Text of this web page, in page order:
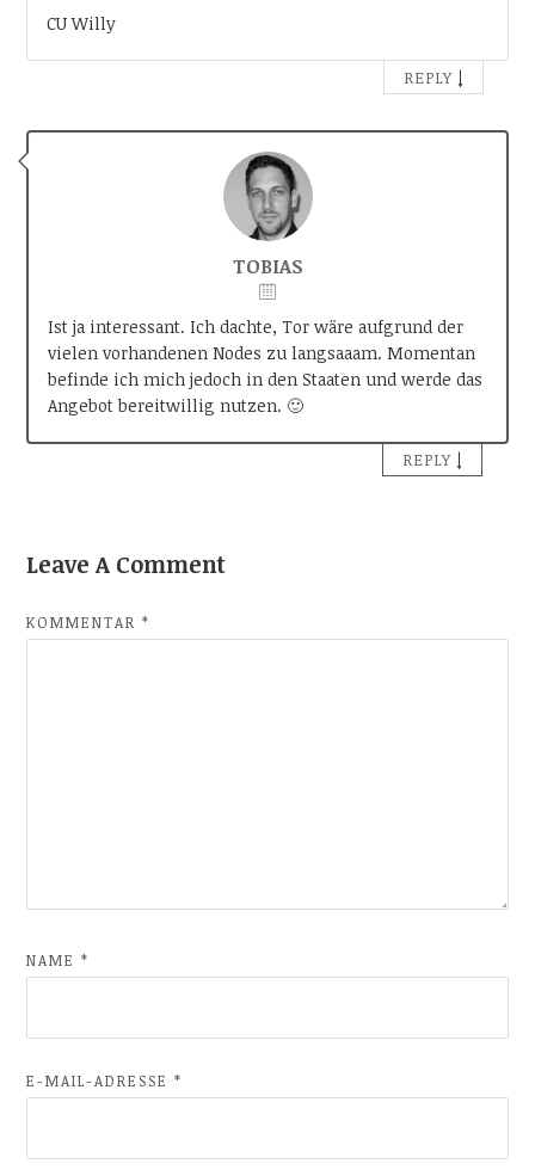
CU Willy
REPLY ↓
TOBIAS
Ist ja interessant. Ich dachte, Tor wäre aufgrund der
vielen vorhandenen Nodes zu langsaaam. Momentan
befinde ich mich jedoch in den Staaten und werde das
Angebot bereitwillig nutzen. 🙂
REPLY ↓
Leave A Comment
KOMMENTAR*
NAME*
E-MAIL-ADRESSE*